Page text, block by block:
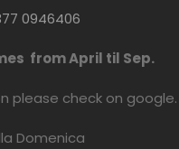
0946406
from April til Sep.
please check on google.
Domenica